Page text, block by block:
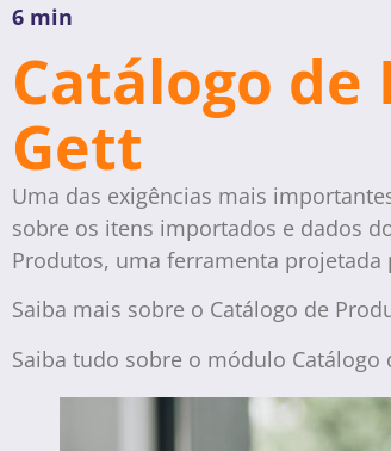
6 min
Catálogo
Gett
Uma das exigências mais
sobre os itens importados e dados
Produtos, uma ferramenta
Saiba mais sobre o Catálogo de
Saiba tudo sobre o módulo